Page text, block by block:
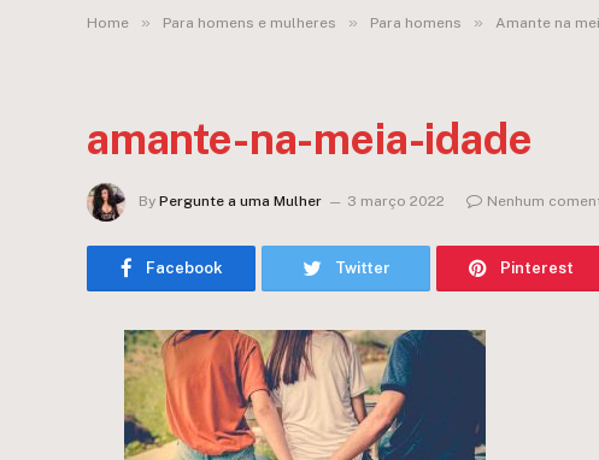
Home » Para homens e mulheres » Para homens » Amante na
amante-na-meia-idade
By Pergunte a uma Mulher 3 março 2022 Nenhum
Facebook Twitter Pinterest